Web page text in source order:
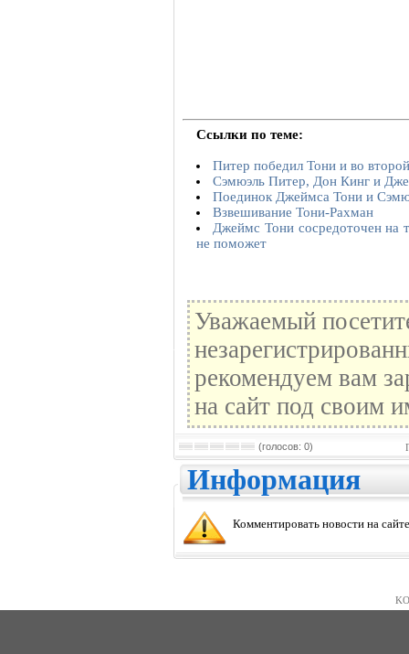
Ссылки по теме:
Питер победил Тони и во
Сэмюэль Питер, Дон Кинг и
Поединок Джеймса Тони и
Взвешивание Тони-Рахман
Джеймс Тони сосредоточен на
не поможет
Уважаемый
рекомендуем вам
на сайт под своим
(голосов: 0)
Информация
Комментировать новости на